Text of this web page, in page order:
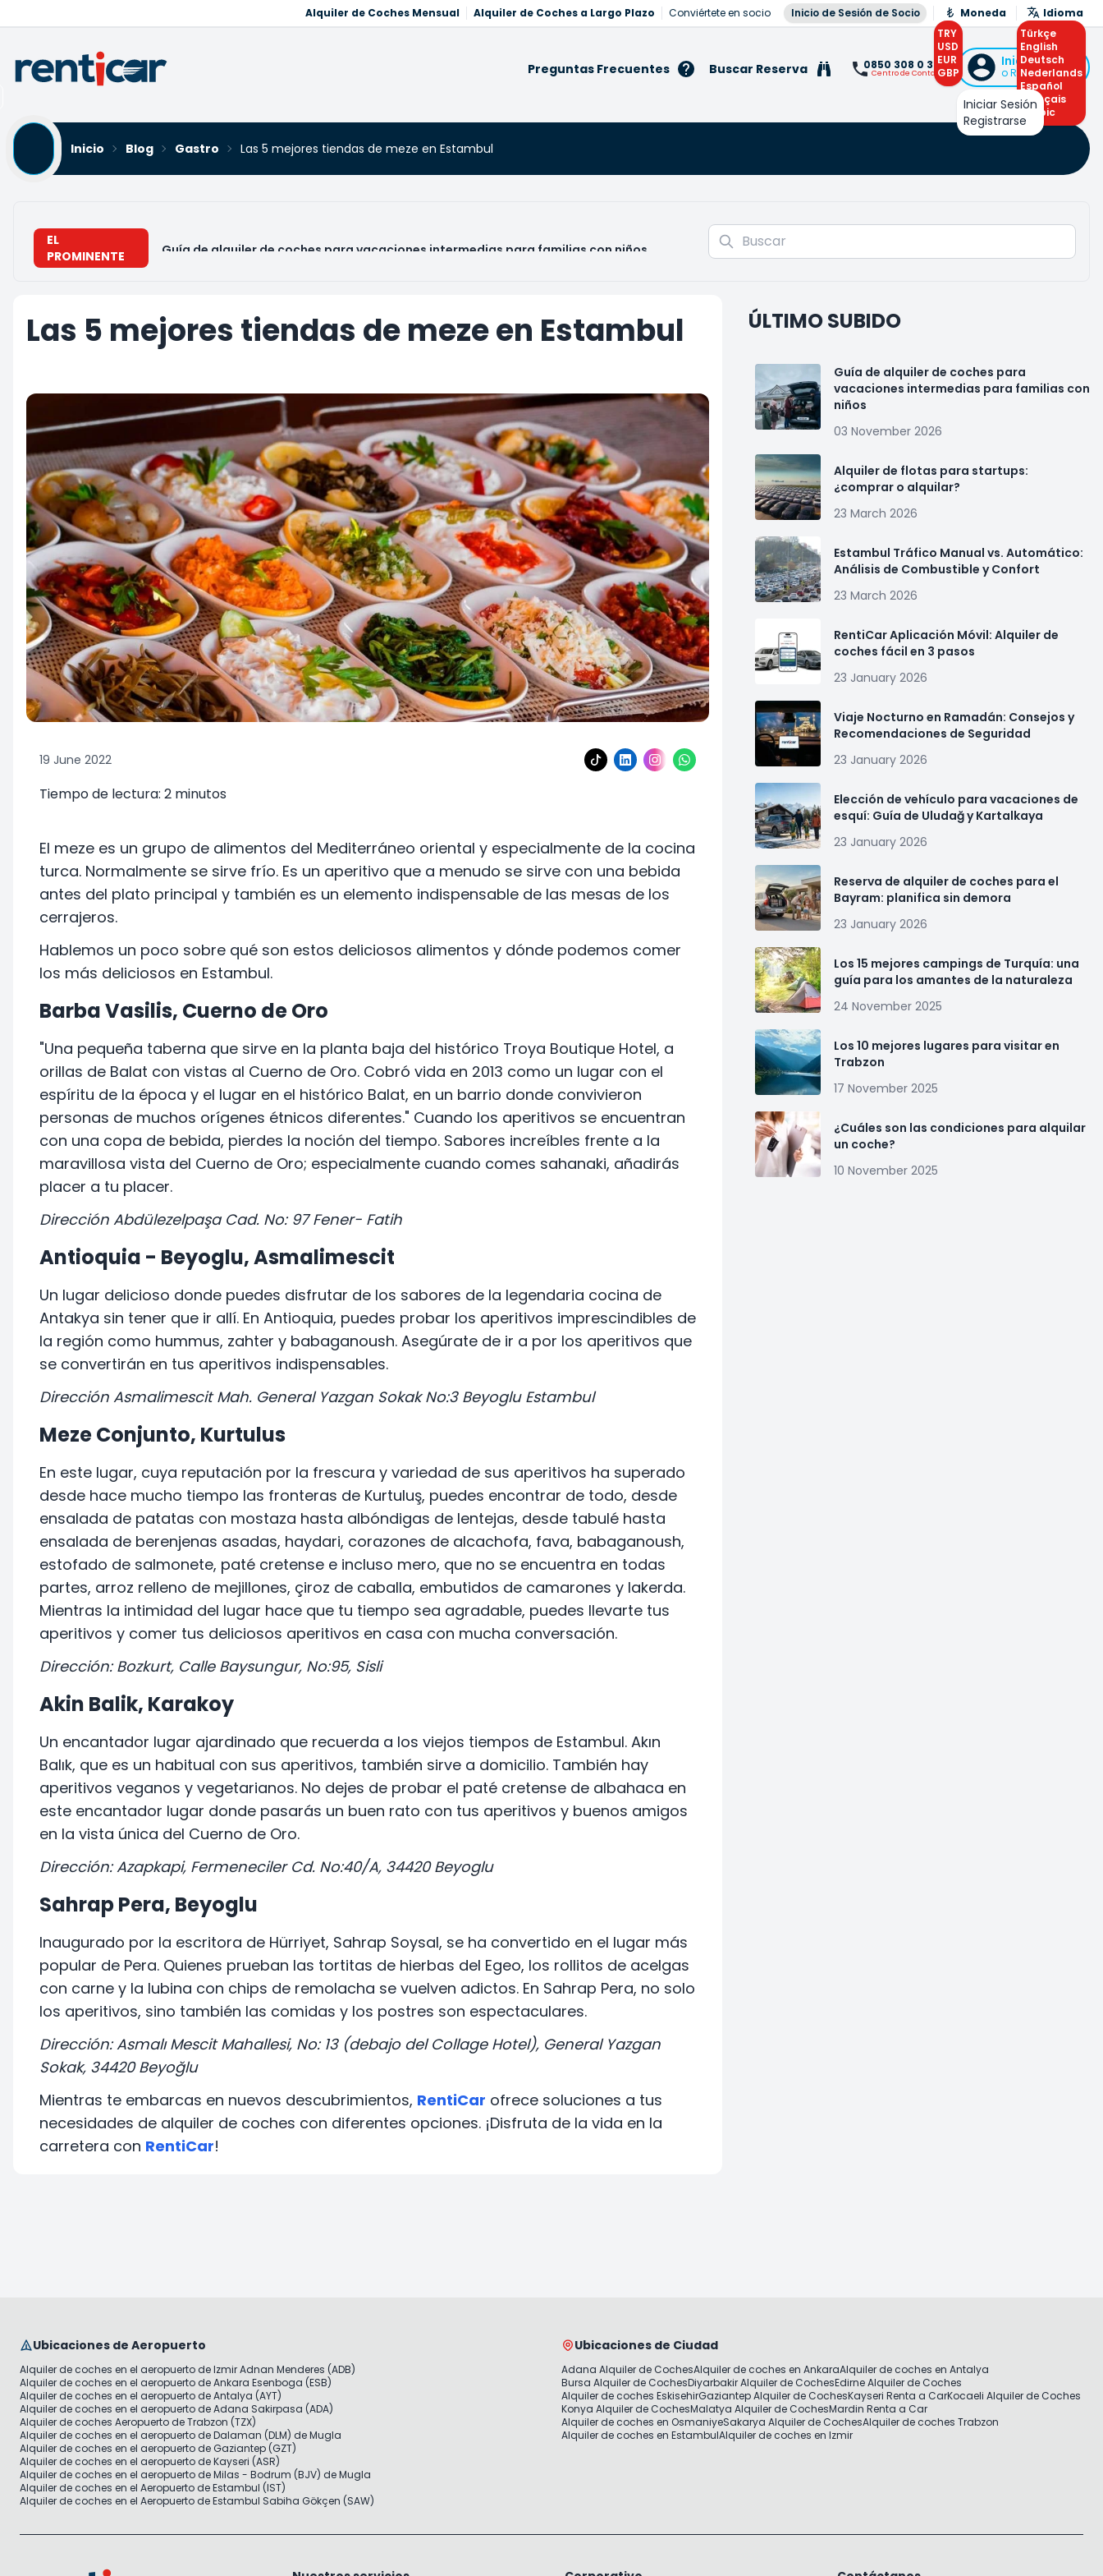
Alquiler de Coches Mensual Alquiler de Coches a Largo Plazo Conviértete en socio Inicio de Sesión de Socio
Moneda
TRY
USD
EUR
GBP
Idioma
Türkçe
English
Deutsch
Nederlands
Español
Français
Arabic
Preguntas Frecuentes Buscar Reserva 0850 308 0 308
Centro de Contacto
Iniciar Sesión
o Registrarse
Iniciar Sesión
Registrarse
Inicio
Blog Gastro Las 5 mejores tiendas de meze en Estambul
EL
PROMINENTE
Guía de alquiler de coches para vacaciones intermedias para familias con niños
Las 5 mejores tiendas de meze en Estambul
19 June 2022
Tiempo de lectura: 2 minutos
El meze es un grupo de alimentos del Mediterráneo oriental y especialmente de la cocina
turca. Normalmente se sirve frío. Es un aperitivo que a menudo se sirve con una bebida
antes del plato principal y también es un elemento indispensable de las mesas de los
cerrajeros.
Hablemos un poco sobre qué son estos deliciosos alimentos y dónde podemos comer
los más deliciosos en Estambul.
Barba Vasilis, Cuerno de Oro
"Una pequeña taberna que sirve en la planta baja del histórico Troya Boutique Hotel, a
orillas de Balat con vistas al Cuerno de Oro. Cobró vida en 2013 como un lugar con el
espíritu de la época y el lugar en el histórico Balat, en un barrio donde convivieron
personas de muchos orígenes étnicos diferentes." Cuando los aperitivos se encuentran
con una copa de bebida, pierdes la noción del tiempo. Sabores increíbles frente a la
maravillosa vista del Cuerno de Oro; especialmente cuando comes sahanaki, añadirás
placer a tu placer.
Dirección Abdülezelpaşa Cad. No: 97 Fener- Fatih
Antioquia - Beyoglu, Asmalimescit
Un lugar delicioso donde puedes disfrutar de los sabores de la legendaria cocina de
Antakya sin tener que ir allí. En Antioquia, puedes probar los aperitivos imprescindibles de
la región como hummus, zahter y babaganoush. Asegúrate de ir a por los aperitivos que
se convertirán en tus aperitivos indispensables.
Dirección Asmalimescit Mah. General Yazgan Sokak No:3 Beyoglu Estambul
Meze Conjunto, Kurtulus
En este lugar, cuya reputación por la frescura y variedad de sus aperitivos ha superado
desde hace mucho tiempo las fronteras de Kurtuluş, puedes encontrar de todo, desde
ensalada de patatas con mostaza hasta albóndigas de lentejas, desde tabulé hasta
ensalada de berenjenas asadas, haydari, corazones de alcachofa, fava, babaganoush,
estofado de salmonete, paté cretense e incluso mero, que no se encuentra en todas
partes, arroz relleno de mejillones, çiroz de caballa, embutidos de camarones y lakerda.
Mientras la intimidad del lugar hace que tu tiempo sea agradable, puedes llevarte tus
aperitivos y comer tus deliciosos aperitivos en casa con mucha conversación.
Dirección: Bozkurt, Calle Baysungur, No:95, Sisli
Akin Balik, Karakoy
Un encantador lugar ajardinado que recuerda a los viejos tiempos de Estambul. Akın
Balık, que es un habitual con sus aperitivos, también sirve a domicilio. También hay
aperitivos veganos y vegetarianos. No dejes de probar el paté cretense de albahaca en
este encantador lugar donde pasarás un buen rato con tus aperitivos y buenos amigos
en la vista única del Cuerno de Oro.
Dirección: Azapkapi, Fermeneciler Cd. No:40/A, 34420 Beyoglu
Sahrap Pera, Beyoglu
Inaugurado por la escritora de Hürriyet, Sahrap Soysal, se ha convertido en el lugar más
popular de Pera. Quienes prueban las tortitas de hierbas del Egeo, los rollitos de acelgas
con carne y la lubina con chips de remolacha se vuelven adictos. En Sahrap Pera, no solo
los aperitivos, sino también las comidas y los postres son espectaculares.
Dirección: Asmalı Mescit Mahallesi, No: 13 (debajo del Collage Hotel), General Yazgan
Sokak, 34420 Beyoğlu
Mientras te embarcas en nuevos descubrimientos, RentiCar ofrece soluciones a tus
necesidades de alquiler de coches con diferentes opciones. ¡Disfruta de la vida en la
carretera con RentiCar!
ÚLTIMO SUBIDO
Guía de alquiler de coches para
vacaciones intermedias para familias con
niños
03 November 2026
Alquiler de flotas para startups:
¿comprar o alquilar?
23 March 2026
Estambul Tráfico Manual vs. Automático:
Análisis de Combustible y Confort
23 March 2026
RentiCar Aplicación Móvil: Alquiler de
coches fácil en 3 pasos
23 January 2026
Viaje Nocturno en Ramadán: Consejos y
Recomendaciones de Seguridad
23 January 2026
Elección de vehículo para vacaciones de
esquí: Guía de Uludağ y Kartalkaya
23 January 2026
Reserva de alquiler de coches para el
Bayram: planifica sin demora
23 January 2026
Los 15 mejores campings de Turquía: una
guía para los amantes de la naturaleza
24 November 2025
Los 10 mejores lugares para visitar en
Trabzon
17 November 2025
¿Cuáles son las condiciones para alquilar
un coche?
10 November 2025
Ubicaciones de Aeropuerto
Alquiler de coches en el aeropuerto de Izmir Adnan Menderes (ADB)
Alquiler de coches en el aeropuerto de Ankara Esenboga (ESB)
Alquiler de coches en el aeropuerto de Antalya (AYT)
Alquiler de coches en el aeropuerto de Adana Sakirpasa (ADA)
Alquiler de coches Aeropuerto de Trabzon (TZX)
Alquiler de coches en el aeropuerto de Dalaman (DLM) de Mugla
Alquiler de coches en el aeropuerto de Gaziantep (GZT)
Alquiler de coches en el aeropuerto de Kayseri (ASR)
Alquiler de coches en el aeropuerto de Milas - Bodrum (BJV) de Mugla
Alquiler de coches en el Aeropuerto de Estambul (IST)
Alquiler de coches en el Aeropuerto de Estambul Sabiha Gökçen (SAW)
Ubicaciones de Ciudad
Adana Alquiler de CochesAlquiler de coches en AnkaraAlquiler de coches en Antalya
Bursa Alquiler de CochesDiyarbakir Alquiler de CochesEdirne Alquiler de Coches
Alquiler de coches EskisehirGaziantep Alquiler de CochesKayseri Renta a CarKocaeli Alquiler de Coches
Konya Alquiler de CochesMalatya Alquiler de CochesMardin Renta a Car
Alquiler de coches en OsmaniyeSakarya Alquiler de CochesAlquiler de coches Trabzon
Alquiler de coches en EstambulAlquiler de coches en Izmir